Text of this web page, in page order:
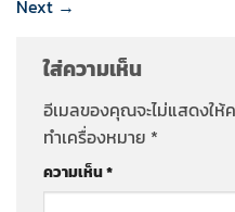
Next →
ใส่ความเห็น
อีเมลของคุณจะไม่แสดงให้
ทำเครื่องหมาย *
ความเห็น*